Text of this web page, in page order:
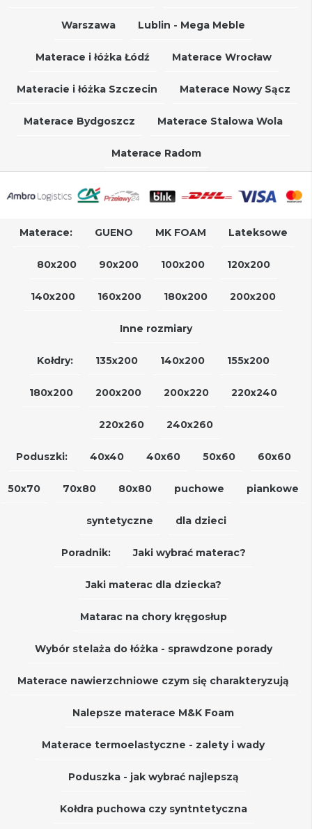
Warszawa Lublin - Mega Meble
Materace i łóżka Łódź Materace Wrocław
Materacie i łóżka Szczecin Materace Nowy Sącz
Materace Bydgoszcz Materace Stalowa Wola
Materace Radom
Materace: GUENO MK FOAM Lateksowe
80x200 90x200 100x200 120x200
140x200 160x200 180x200 200x200
Inne rozmiary
Kołdry: 135x200 140x200 155x200
180x200 200x200 200x220 220x240
220x260 240x260
Poduszki: 40x40 40x60 50x60 60x60
50x70 70x80 80x80 puchowe piankowe
syntetyczne dla dzieci
Poradnik: Jaki wybrać materac?
Jaki materac dla dziecka?
Matarac na chory kręgosłup
Wybór stelaża do łóżka - sprawdzone porady
Materace nawierzchniowe czym się charakteryzują
Nalepsze materace M&K Foam
Materace termoelastyczne - zalety i wady
Poduszka - jak wybrać najlepszą
Kołdra puchowa czy syntntetyczna